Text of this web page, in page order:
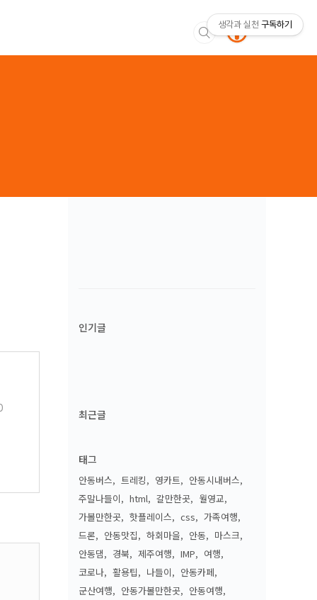
인기글
최근글
태그
안동버스 트레킹 영카트
안동시내버스
주말나들이
html 갈만한곳
월영교
가볼만한곳
핫플레이스 css
가족여행
드론
안동맛집 하회마을 안동
마스크
안동댐
경북 제주여행 IMP
여행
코로나
활용팁 나들이
안동카페
군산여행
안동가볼만한곳
안동여행
생각과 실천 구독하기